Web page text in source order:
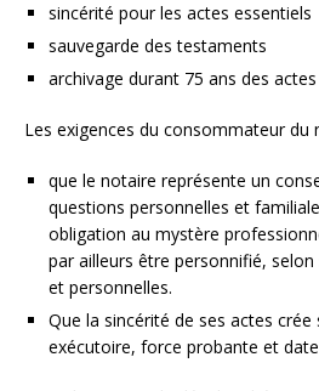
sincérité pour les actes essentiels
sauvegarde des testaments
archivage durant 75 ans des actes
Les exigences du consommateur du
que le notaire représente un
questions personnelles et
obligation au mystère
par ailleurs être personnifié,
et personnelles.
Que la sincérité de ses actes
exécutoire, force probante et